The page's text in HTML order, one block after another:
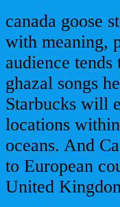
canada goose
with meaning,
audience
ghazal songs
Starbucks will
locations
oceans. And
to European
United